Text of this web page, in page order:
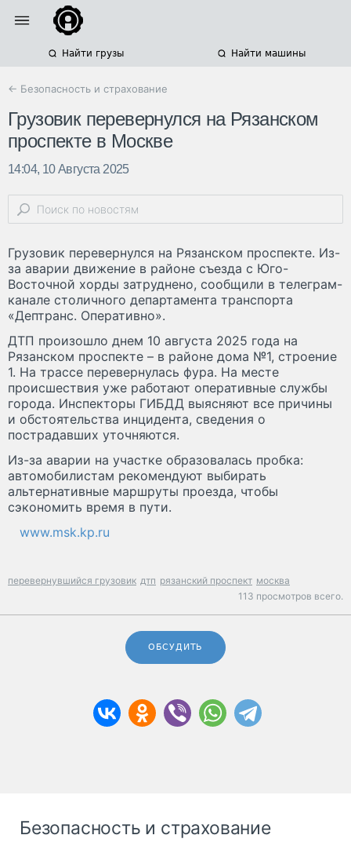
Найти грузы Найти машины
← Безопасность и страхование
Грузовик перевернулся на Рязанском
проспекте в Москве
14:04, 10 Августа 2025
Грузовик перевернулся на Рязанском проспекте. Из-
за аварии движение в районе съезда с Юго-
Восточной хорды затруднено, сообщили в телеграм-
канале столичного департамента транспорта
«Дептранс. Оперативно».
ДТП произошло днем 10 августа 2025 года на
Рязанском проспекте – в районе дома №1, строение
1. На трассе перевернулась фура. На месте
происшествия уже работают оперативные службы
города. Инспекторы ГИБДД выясняют все причины
и обстоятельства инцидента, сведения о
пострадавших уточняются.
Из-за аварии на участке образовалась пробка:
автомобилистам рекомендуют выбирать
альтернативные маршруты проезда, чтобы
сэкономить время в пути.
www.msk.kp.ru
перевернувшийся грузовик дтп рязанский проспект москва
113 просмотров всего.
ОБСУДИТЬ
Безопасность и страхование